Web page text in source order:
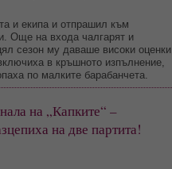
и екипа и отпрашил към
Още на входа чалгарят и
сезон му даваше високи оценки,
в кръшното изпълнение,
по малките барабанчета.
на „Капките“ –
на две партита!